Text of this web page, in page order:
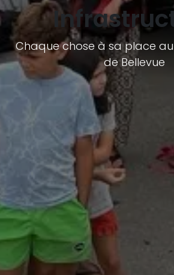
Chaque chose à sa place
de Bellevue